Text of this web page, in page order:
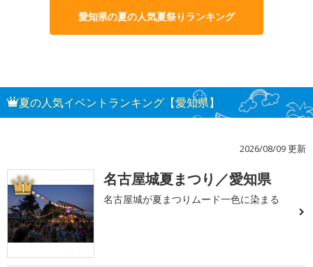
愛知県の夏の人気夏祭りランキング
夏の人気イベントランキング【愛知県】
2026/08/09 更新
1 名古屋城夏まつり／愛知県
名古屋城が夏まつりムード一色に染まる